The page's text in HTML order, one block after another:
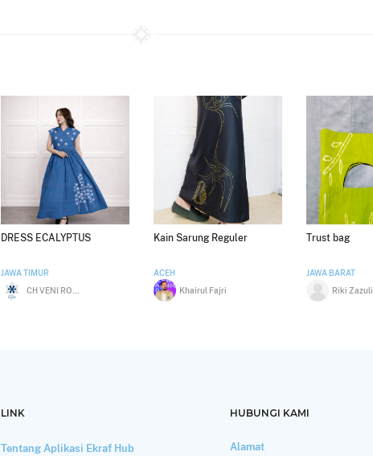
DRESS ECALYPTUS
JAWA TIMUR
Kain Sarung Reguler
ACEH
Khairul Fajri
Trust bag
JAWA BARAT
Riki Zazuli
LINK
Tentang Aplikasi Ekraf Hub
HUBUNGI KAMI
Alamat